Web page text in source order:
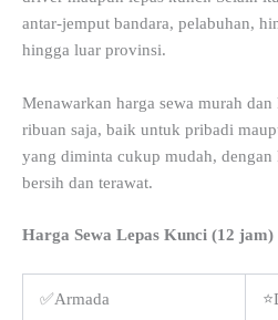
antar-jemput bandara, pelabuhan,
hingga luar provinsi.
Menawarkan harga sewa murah
ribuan saja, baik untuk pribadi
yang diminta cukup mudah,
bersih dan terawat.
Harga Sewa Lepas Kunci (12 jam)
✅Armada